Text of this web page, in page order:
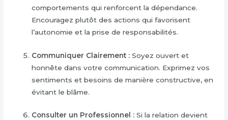
comportements qui renforcent la dépendance.
Encouragez plutôt des actions qui favorisent
l’autonomie et la prise de responsabilités.
Communiquer Clairement : Soyez ouvert et
honnête dans votre communication. Exprimez vos
sentiments et besoins de manière constructive, en
évitant le blâme.
Consulter un Professionnel : Si la relation devient